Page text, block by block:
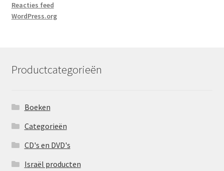
Reacties feed
WordPress.org
Productcategorieën
Boeken
Categorieën
CD's en DVD's
Israël producten